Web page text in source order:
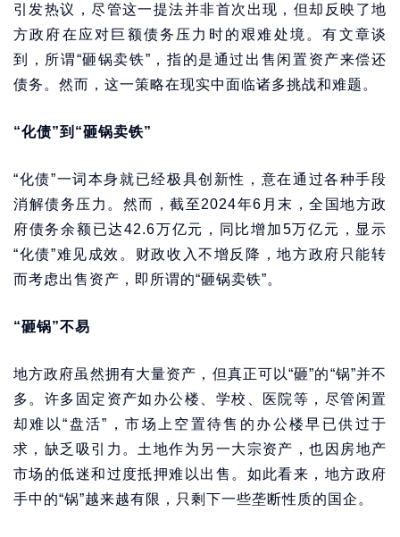
引发热议，尽管这一提法并非首次出现，但却反映了地
方政府在应对巨额债务压力时的艰难处境。有文章谈
到，所谓“砸锅卖铁”，指的是通过出售闲置资产来偿还
债务。然而，这一策略在现实中面临诸多挑战和难题。
“化债”到“砸锅卖铁”
“化债”一词本身就已经极具创新性，意在通过各种手段
消解债务压力。然而，截至2024年6月末，全国地方政
府债务余额已达42.6万亿元，同比增加5万亿元，显示
“化债”难见成效。财政收入不增反降，地方政府只能转
而考虑出售资产，即所谓的“砸锅卖铁”。
“砸锅”不易
地方政府虽然拥有大量资产，但真正可以“砸”的“锅”并不
多。许多固定资产如办公楼、学校、医院等，尽管闲置
却难以“盘活”，市场上空置待售的办公楼早已供过于
求，缺乏吸引力。土地作为另一大宗资产，也因房地产
市场的低迷和过度抵押难以出售。如此看来，地方政府
手中的“锅”越来越有限，只剩下一些垄断性质的国企。